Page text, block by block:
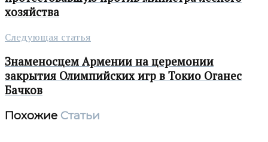
хозяйства
Следующая статья
Знаменосцем Армении на церемонии
закрытия Олимпийских игр в Токио Оганес
Бачков
Похожие Статьи